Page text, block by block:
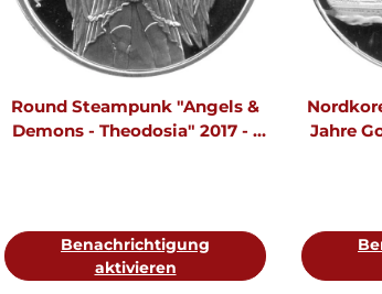
Round Steampunk "Angels &
Demons - Theodosia" 2017 - 1
Benachrichtigung
aktivieren
Jahre